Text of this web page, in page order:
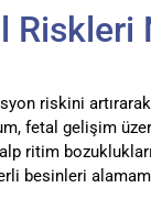
Riskleri
riskini
fetal gelişim
ritim
besinleri